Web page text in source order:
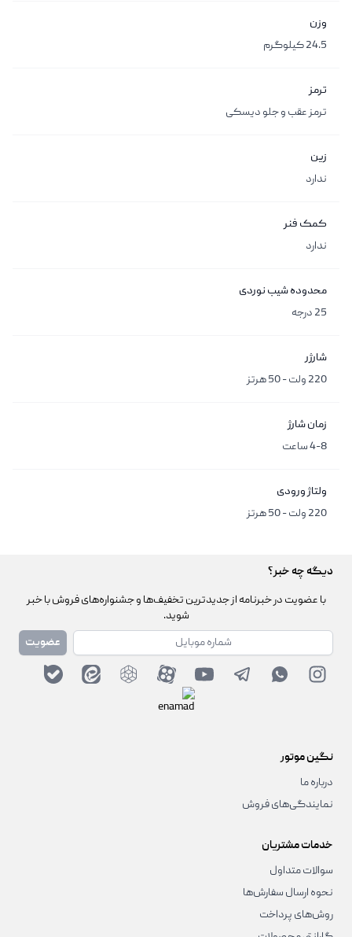
وزن
24.5 کیلوگرم
ترمز
ترمز عقب و جلو دیسکی
زین
ندارد
کمک فنر
ندارد
محدوده شیب نوردی
25 درجه
شارژر
220 ولت - 50 هرتز
زمان شارژ
4-8 ساعت
ولتاژ ورودی
220 ولت - 50 هرتز
دیگه چه خبر؟
با عضویت در خبرنامه از جدیدترین تخفیف‌ها و جشنواره‌های فروش با خبر
شوید.
شماره همراه
عضویت
نگین موتور
درباره ما
نمایندگی‌های فروش
خدمات مشتریان
سوالات متداول
نحوه ارسال سفارش‌ها
روش‌های پرداخت